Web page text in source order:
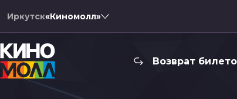
Иркутск«Киномолл»
Возврат